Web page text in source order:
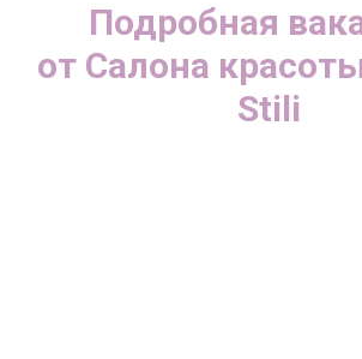
Подробная
от Салона
Stili